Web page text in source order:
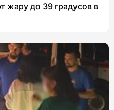
жару до 39 градусов в